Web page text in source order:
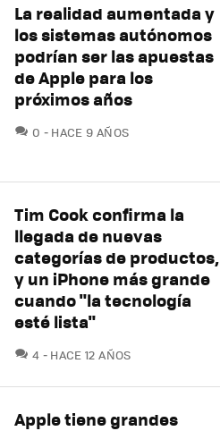
La realidad aumentada y
los sistemas autónomos
podrían ser las apuestas
de Apple para los
próximos años
0 COMENTARIOS
HACE 9 AÑOS
Tim Cook confirma la
llegada de nuevas
categorías de productos,
y un iPhone más grande
cuando "la tecnología
esté lista"
4 COMENTARIOS
HACE 12 AÑOS
Apple tiene grandes